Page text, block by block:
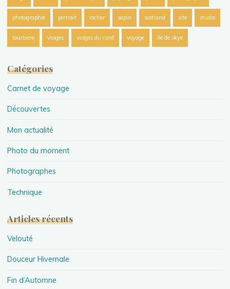
photographie portrait rocher sapin scotland site studio
tourbiere vosges vosges du nord voyage île de skye
Catégories
Carnet de voyage
Découvertes
Mon actualité
Photo du moment
Photographes
Technique
Articles récents
Velouté
Douceur Hivernale
Fin d’Automne